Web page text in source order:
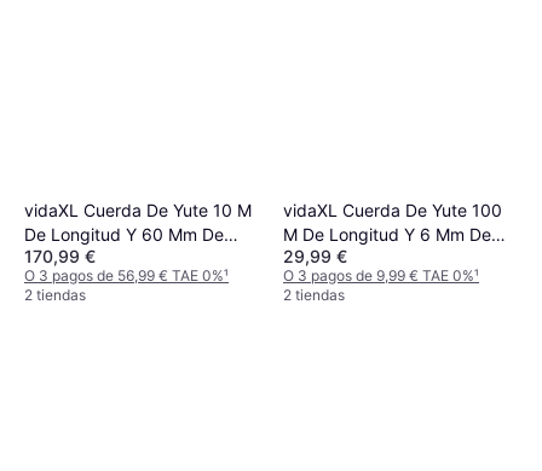
vidaXL Cuerda De Yute 10 M
De Longitud Y 60 Mm De
Grosor
170,99 €
O 3 pagos de 56,99 € TAE 0%¹
2 tiendas
vidaXL Cuerda De Yute 100
M De Longitud Y 6 Mm De
Grosor
29,99 €
O 3 pagos de 9,99 € TAE 0%¹
2 tiendas